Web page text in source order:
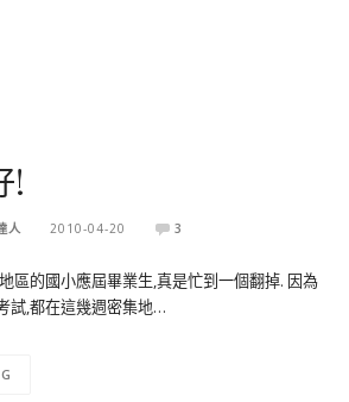
!
人 2010-04-20 3
區的國小應屆畢業生,真是忙到一個翻掉. 因為
試,都在這幾週密集地…